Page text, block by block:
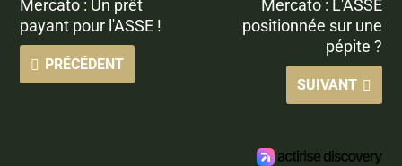
Mercato : Un prêt
payant pour l'ASSE !
PRÉCÉDENT
Mercato : L'ASSE
positionnée sur une
pépite ?
SUIVANT